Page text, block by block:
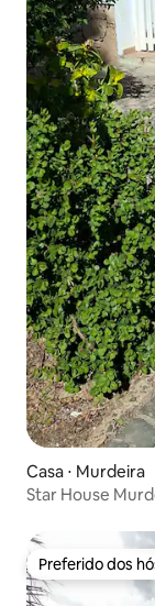
Casa ⋅ Murdeira
Star House
Preferido dos
Preferido dos